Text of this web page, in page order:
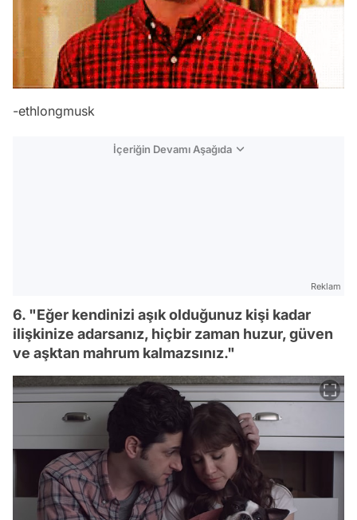
-ethlongmusk
İçeriğin Devamı Aşağıda
Reklam
6. "Eğer kendinizi aşık olduğunuz kişi kadar
ilişkinize adarsanız, hiçbir zaman huzur, güven
ve aşktan mahrum kalmazsınız."